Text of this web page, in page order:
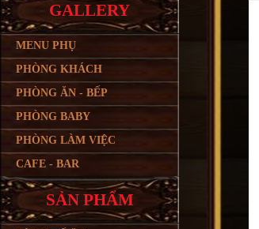
GALLERY
MENU PHỤ
PHÒNG KHÁCH
PHÒNG ĂN - BẾP
PHÒNG BABY
PHÒNG LÀM VIỆC
CAFE - BAR
SẢN PHẨM